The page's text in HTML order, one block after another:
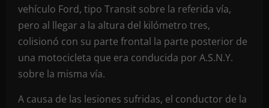
vehículo Ford, tipo Transit sobre la referida vía,
pero al llegar a la altura del kilómetro tres,
colisionó con su parte frontal la parte posterior de
una motocicleta que era conducida por A.S.N.Y.
sobre la misma vía.
A causa de las lesiones sufridas, el conductor de la